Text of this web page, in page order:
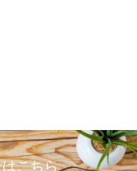
こちら